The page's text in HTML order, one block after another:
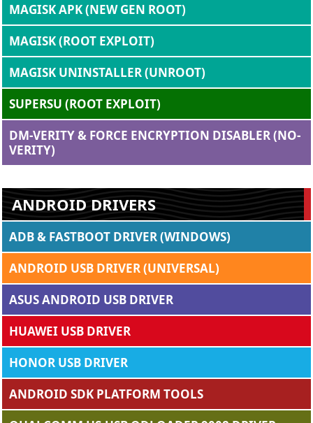
MAGISK APK (NEW GEN ROOT)
MAGISK (ROOT EXPLOIT)
MAGISK UNINSTALLER (UNROOT)
SUPERSU (ROOT EXPLOIT)
DM-VERITY & FORCE ENCRYPTION DISABLER (NO-
VERITY)
ANDROID DRIVERS
ADB & FASTBOOT DRIVER (WINDOWS)
ANDROID USB DRIVER (UNIVERSAL)
ASUS ANDROID USB DRIVER
HUAWEI USB DRIVER
HONOR USB DRIVER
ANDROID SDK PLATFORM TOOLS